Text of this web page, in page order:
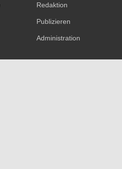
Redaktion
Publizieren
Administration